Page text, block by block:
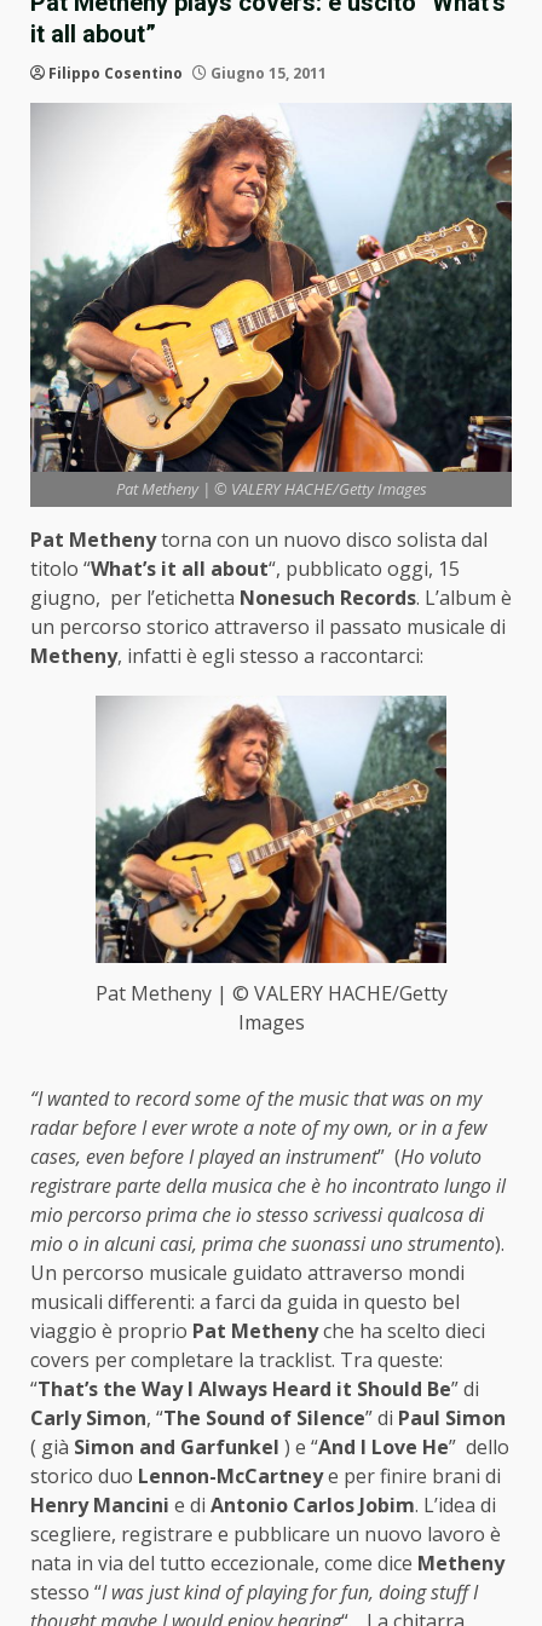
it all about”
Filippo Cosentino Giugno 15, 2011
Pat Metheny | © VALERY HACHE/Getty Images
Pat Methenytorna con un nuovo disco solista dal
titolo “What’s it all about“, pubblicato oggi, 15
giugno, per l’etichetta Nonesuch Records. L’album è
un percorso storico attraverso il passato musicale di
Metheny, infatti è egli stesso a raccontarci:
Pat Metheny | © VALERY HACHE/Getty
Images
“I wanted to record some of the music that was on my
radar before I ever wrote a note of my own, or in a few
cases, even before I played an instrument” (Ho voluto
registrare parte della musica che è ho incontrato lungo il
mio percorso prima che io stesso scrivessi qualcosa di
mio o in alcuni casi, prima che suonassi uno strumento).
Un percorso musicale guidato attraverso mondi
musicali differenti: a farci da guida in questo bel
viaggio è proprio Pat Methenyche ha scelto dieci
covers per completare la tracklist. Tra queste:
“That’s the Way I Always Heard it Should Be” di
Carly Simon, “The Sound of Silence” di Paul Simon
( già Simon and Garfunkel ) e “And I Love He” dello
storico duo Lennon-McCartneye per finire brani di
Henry Mancini e di Antonio Carlos Jobim. L’idea di
scegliere, registrare e pubblicare un nuovo lavoro è
nata in via del tutto eccezionale, come dice Metheny
stesso “I was just kind of playing for fun, doing stuff I